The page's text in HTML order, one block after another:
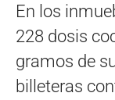
En los
228 dosis
gramos de
billeteras